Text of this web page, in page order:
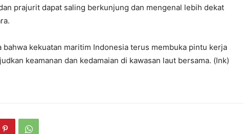
prajurit dapat saling berkunjung dan mengenal lebih dekat
bahwa kekuatan maritim Indonesia terus membuka pintu kerja
keamanan dan kedamaian di kawasan laut bersama. (Ink)